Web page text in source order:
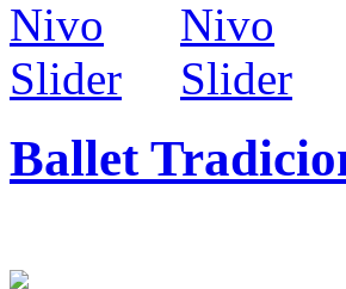
Ballet